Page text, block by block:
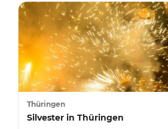
Thüringen
Silvester in Thüringen